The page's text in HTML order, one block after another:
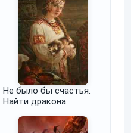
Не было бы счастья.
Найти дракона